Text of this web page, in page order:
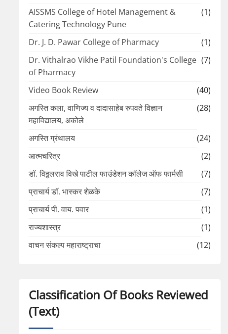
AISSMS College of Hotel Management &
Catering Technology Pune
(1)
Dr. J. D. Pawar College of Pharmacy
(1)
Dr. Vithalrao Vikhe Patil Foundation's College
of Pharmacy
(7)
Video Book Review
(40)
अगस्ति कला, वाणिज्य व दादासाहेब रुपवते विज्ञान
महाविद्यालय, अकोले
(28)
अगस्ति ग्रंथालय
(24)
आत्मचरित्र
(2)
डॉ. विठ्ठलराव विखे पाटील फाउंडेशन कॉलेज ऑफ फार्मसी
(7)
प्राचार्य डॉ. भास्कर शेळके
(7)
प्राचार्य पी. वाय. पवार
(1)
राज्यशास्त्र
(1)
वाचन संकल्प महाराष्ट्राचा
(12)
Classification Of Books Reviewed
(Text)